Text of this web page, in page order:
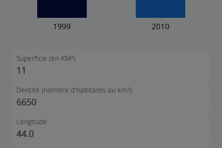
Superficie (en KM²)
11
Dentité (nombre d'habitants au km²)
6650
Longitude
44.0